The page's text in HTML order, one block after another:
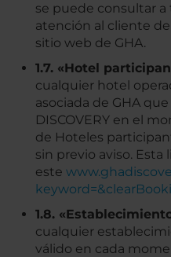
se puede consultar a
atención al cliente de
sitio web de GHA.
1.7. «Hotel
cualquier hotel
asociada de GHA
DISCOVERY en el
de Hoteles
sin previo aviso.
este
1.8.
cualquier
válido en cada